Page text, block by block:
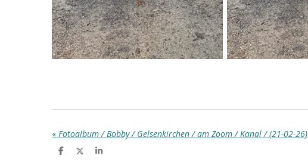
« Fotoalbum / Bobby / Gelsenkirchen / am Zoom / Kanal / (21-02-26)
T
T
T